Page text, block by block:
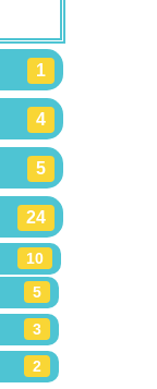
1
4
5
24
10
5
3
2